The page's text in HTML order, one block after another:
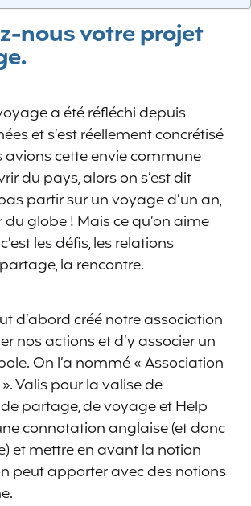
nous votre projet
a été réfléchi depuis
et s’est réellement concrétisé
avions cette envie commune
du pays, alors on s’est dit
partir sur un voyage d’un an,
globe ! Mais ce qu’on aime
les défis, les relations
la rencontre.
d’abord créé notre association
nos actions et d’y associer un
On l’a nommé « Association
». Valis pour la valise de
partage, de voyage et Help
connotation anglaise (et donc
et mettre en avant la notion
peut apporter avec des notions